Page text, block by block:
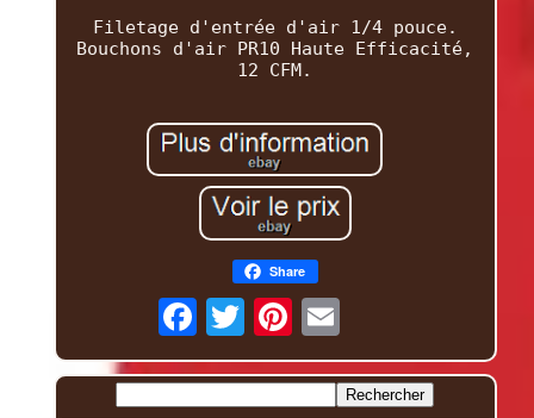
Filetage d'entrée d'air 1/4 pouce.
Bouchons d'air PR10 Haute Efficacité,
12 CFM.
Share